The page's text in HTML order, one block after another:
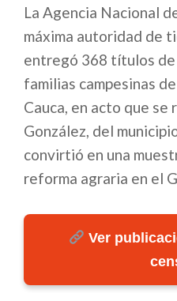
La Agencia Nacional
máxima autoridad de
entregó 368 títulos
familias campesinas
Cauca, en acto que se
González, del
convirtió en una
reforma agraria en el
Ver